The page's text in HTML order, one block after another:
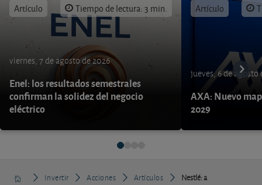
Artículo Tiempo de lectura: 3 min.
viernes, 7 de agosto de 2026
Enel: los resultados semestrales
confirman la solidez del negocio
eléctrico
Artículo
jueves, 6 de agosto
AXA: Nuevo
2029
Invertir Acciones Artículos
Nestlé: a